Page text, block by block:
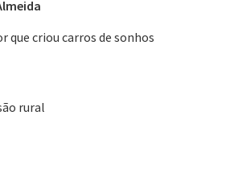
que criou carros de sonhos
rural